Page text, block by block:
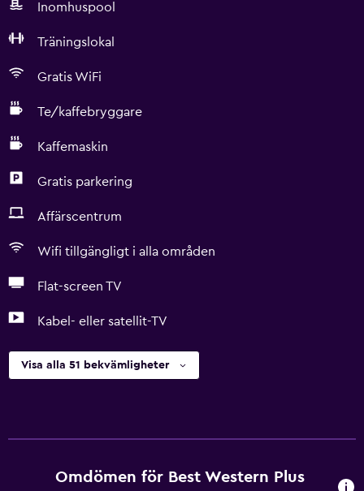
Inomhuspool
Träningslokal
Gratis WiFi
Te/kaffebryggare
Kaffemaskin
Gratis parkering
Affärscentrum
Wifi tillgängligt i alla områden
Flat-screen TV
Kabel- eller satellit-TV
Visa alla 51 bekvämligheter
Omdömen för Best Western Plus